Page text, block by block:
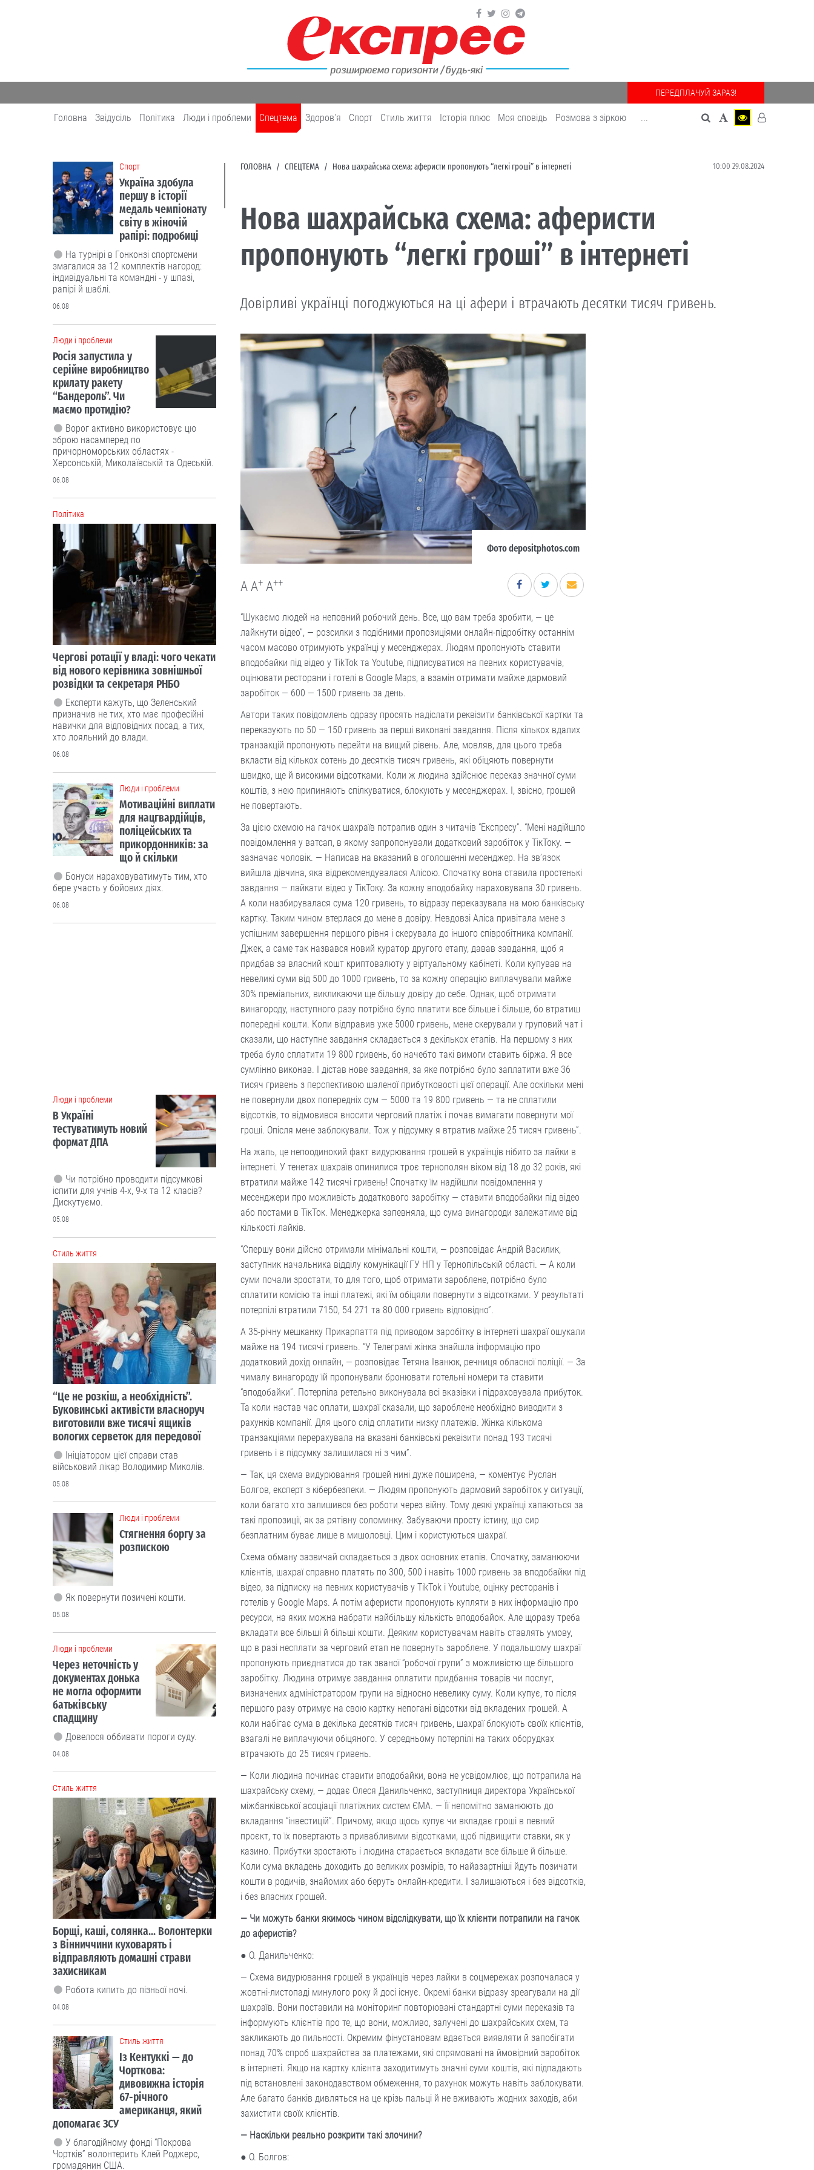
ПЕРЕДПЛАЧУЙ ЗАРАЗ!
Головна Звідусіль Політика Люди і проблеми Спецтема Здоров'я Cпорт Cтиль життя Історія плюс Моя сповідь Розмова з зіркою ...
ГОЛОВНА СПЕЦТЕМА Нова шахрайська схема: аферисти пропонують “легкі гроші” в інтернеті 10:00 29.08.2024
Нова шахрайська схема: аферисти
пропонують “легкі гроші” в інтернеті
Довірливі українці погоджуються на ці афери і втрачають десятки тисяч гривень.
Фото depositphotos.com
A A+ A++
“Шукаємо людей на неповний робочий день. Все, що вам треба зробити, — це
лайкнути відео”, — розсилки з подібними пропозиціями онлайн-підробітку останнім
часом масово отримують українці у месенджерах. Людям пропонують ставити
вподобайки під відео у TikTok та Youtube, підписуватися на певних користувачів,
оцінювати ресторани і готелі в Google Maps, а взамін отримати майже дармовий
заробіток — 600 — 1500 гривень за день.
Автори таких повідомлень одразу просять надіслати реквізити банківської картки та
переказують по 50 — 150 гривень за перші виконані завдання. Після кількох вдалих
транзакцій пропонують перейти на вищий рівень. Але, мовляв, для цього треба
вкласти від кількох сотень до десятків тисяч гривень, які обіцяють повернути
швидко, ще й високими відсотками. Коли ж людина здійснює переказ значної суми
коштів, з нею припиняють спілкуватися, блокують у месенджерах. І, звісно, грошей
не повертають.
За цією схемою на гачок шахраїв потрапив один з читачів “Експресу”. “Мені надійшло
повідомлення у ватсап, в якому запропонували додатковий заробіток у ТікТоку. —
зазначає чоловік. — Написав на вказаний в оголошенні месенджер. На зв’язок
вийшла дівчина, яка відрекомендувалася Алісою. Спочатку вона ставила простенькі
завдання — лайкати відео у ТікТоку. За кожну вподобайку нараховувала 30 гривень.
А коли назбирувалася сума 120 гривень, то відразу переказувала на мою банківську
картку. Таким чином втерлася до мене в довіру. Невдовзі Аліса привітала мене з
успішним завершення першого рівня і скерувала до іншого співробітника компанії.
Джек, а саме так назвався новий куратор другого етапу, давав завдання, щоб я
придбав за власний кошт криптовалюту у віртуальному кабінеті. Коли купував на
невеликі суми від 500 до 1000 гривень, то за кожну операцію виплачували майже
30% преміальних, викликаючи ще більшу довіру до себе. Однак, щоб отримати
винагороду, наступного разу потрібно було платити все більше і більше, бо втратиш
попередні кошти. Коли відправив уже 5000 гривень, мене скерували у груповий чат і
сказали, що наступне завдання складається з декількох етапів. На першому з них
треба було сплатити 19 800 гривень, бо начебто такі вимоги ставить біржа. Я все
сумлінно виконав. І дістав нове завдання, за яке потрібно було заплатити вже 36
тисяч гривень з перспективою шаленої прибутковості цієї операції. Але оскільки мені
не повернули двох попередніх сум — 5000 та 19 800 гривень — та не сплатили
відсотків, то відмовився вносити черговий платіж і почав вимагати повернути мої
гроші. Опісля мене заблокували. Тож у підсумку я втратив майже 25 тисяч гривень”.
На жаль, це непоодинокий факт видурювання грошей в українців нібито за лайки в
інтернеті. У тенетах шахраїв опинилися троє тернополян віком від 18 до 32 років, які
втратили майже 142 тисячі гривень! Спочатку їм надійшли повідомлення у
месенджери про можливість додаткового заробітку — ставити вподобайки під відео
або постами в ТікТок. Менеджерка запевняла, що сума винагороди залежатиме від
кількості лайків.
“Спершу вони дійсно отримали мінімальні кошти, — розповідає Андрій Василик,
заступник начальника відділу комунікації ГУ НП у Тернопільській області. — А коли
суми почали зростати, то для того, щоб отримати зароблене, потрібно було
сплатити комісію та інші платежі, які їм обіцяли повернути з відсотками. У результаті
потерпілі втратили 7150, 54 271 та 80 000 гривень відповідно”.
А 35-річну мешканку Прикарпаття під приводом заробітку в інтернеті шахраї ошукали
майже на 194 тисячі гривень. “У Телеграмі жінка знайшла інформацію про
додатковий дохід онлайн, — розповідає Тетяна Іванюк, речниця обласної поліції. — За
чималу винагороду їй пропонували бронювати готельні номери та ставити
“вподобайки”. Потерпіла ретельно виконувала всі вказівки і підраховувала прибуток.
Та коли настав час оплати, шахраї сказали, що зароблене необхідно виводити з
рахунків компанії. Для цього слід сплатити низку платежів. Жінка кількома
транзакціями перерахувала на вказані банківські реквізити понад 193 тисячі
гривень і в підсумку залишилася ні з чим”.
— Так, ця схема видурювання грошей нині дуже поширена, — коментує Руслан
Болгов, експерт з кібербезпеки. — Людям пропонують дармовий заробіток у ситуації,
коли багато хто залишився без роботи через війну. Тому деякі українці хапаються за
такі пропозиції, як за рятівну соломинку. Забуваючи просту істину, що сир
безплатним буває лише в мишоловці. Цим і користуються шахраї.
Схема обману зазвичай складається з двох основних етапів. Спочатку, заманюючи
клієнтів, шахраї справно платять по 300, 500 і навіть 1000 гривень за вподобайки під
відео, за підписку на певних користувачів у TikTok і Youtube, оцінку ресторанів і
готелів у Google Maps. А потім аферисти пропонують купляти в них інформацію про
ресурси, на яких можна набрати найбільшу кількість вподобайок. Але щоразу треба
вкладати все більші й більші кошти. Деяким користувачам навіть ставлять умову,
що в разі несплати за черговий етап не повернуть зароблене. У подальшому шахраї
пропонують приєднатися до так званої “робочої групи” з можливістю ще більшого
заробітку. Людина отримує завдання оплатити придбання товарів чи послуг,
визначених адміністратором групи на відносно невелику суму. Коли купує, то після
першого разу отримує на свою картку непогані відсотки від вкладених грошей. А
коли набігає сума в декілька десятків тисяч гривень, шахраї блокують своїх клієнтів,
взагалі не виплачуючи обіцяного. У середньому потерпілі на таких оборудках
втрачають до 25 тисяч гривень.
— Коли людина починає ставити вподобайки, вона не усвідомлює, що потрапила на
шахрайську схему, — додає Олеся Данильченко, заступниця директора Української
міжбанківської асоціації платіжних систем ЄМА. — Її непомітно заманюють до
вкладання “інвестицій”. Причому, якщо щось купує чи вкладає гроші в певний
проєкт, то їх повертають з привабливими відсотками, щоб підвищити ставки, як у
казино. Прибутки зростають і людина старається вкладати все більше й більше.
Коли сума вкладень доходить до великих розмірів, то найазартніші йдуть позичати
кошти в родичів, знайомих або беруть онлайн-кредити. І залишаються і без відсотків,
і без власних грошей.
— Чи можуть банки якимось чином відслідкувати, що їх клієнти потрапили на гачок
до аферистів?
● О. Данильченко:
— Схема видурювання грошей в українців через лайки в соцмережах розпочалася у
жовтні-листопаді минулого року й досі існує. Окремі банки відразу зреагували на дії
шахраїв. Вони поставили на моніторинг повторювані стандартні суми переказів та
інформують клієнтів про те, що вони, можливо, залучені до шахрайських схем, та
закликають до пильності. Окремим фінустановам вдається виявляти й запобігати
понад 70% спроб шахрайства за платежами, які спрямовані на ймовірний заробіток
в інтернеті. Якщо на картку клієнта заходитимуть значні суми коштів, які підпадають
під встановлені законодавством обмеження, то рахунок можуть навіть заблокувати.
Але багато банків дивляться на це крізь пальці й не вживають жодних заходів, аби
захистити своїх клієнтів.
— Наскільки реально розкрити такі злочини?
● О. Болгов:
Cпорт
Україна здобула
першу в історії
медаль чемпіонату
світу в жіночій
рапірі: подробиці
На турнірі в Гонконзі спортсмени
змагалися за 12 комплектів нагород:
індивідуальні та командні - у шпазі,
рапірі й шаблі.
06.08
Люди і проблеми
Росія запустила у
серійне виробництво
крилату ракету
“Бандероль”. Чи
маємо протидію?
Ворог активно використовує цю
зброю насамперед по
причорноморських областях -
Херсонській, Миколаївській та Одеській.
06.08
Політика
Чергові ротації у владі: чого чекати
від нового керівника зовнішньої
розвідки та секретаря РНБО
Експерти кажуть, що Зеленський
призначив не тих, хто має професійні
навички для відповідних посад, а тих,
хто лояльний до влади.
06.08
Люди і проблеми
Мотиваційні виплати
для нацгвардійців,
поліцейських та
прикордонників: за
що й скільки
Бонуси нараховуватимуть тим, хто
бере участь у бойових діях.
06.08
“Це не розкіш, а необхідність”.
Буковинські активісти власноруч
виготовили вже тисячі ящиків
вологих серветок для передової
Ініціатором цієї справи став
військовий лікар Володимир Миколів.
05.08
Люди і проблеми
Стягнення боргу за
розпискою
Як повернути позичені кошти.
05.08
Люди і проблеми
Через неточність у
документах донька
не могла оформити
батьківську
спадщину
Довелося оббивати пороги суду.
04.08
Борщі, каші, солянка... Волонтерки
з Вінниччини куховарять і
відправляють домашні страви
захисникам
Робота кипить до пізньої ночі.
04.08
Cтиль життя
Із Кентуккі — до
Чорткова:
дивовижна історія
67-річного
американця, який
допомагає ЗСУ
Чортків” волонтерить Клей Роджерс,
громадянин США.
Cтиль життя
Мешканка
Житомирщини
зібрала унікальну
колекцію
старожитностей та
мріє створити етносадибу
Нині в колекції Аліни Святнюк із